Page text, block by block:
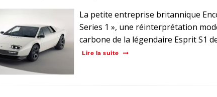
La petite entreprise britannique
Series 1 », une réinterprétation
carbone de la légendaire Esprit S1
Lire la suite